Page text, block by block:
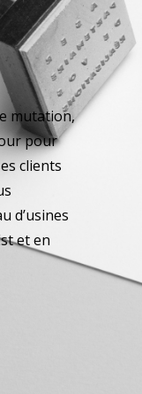
mutation,
pour
clients
d’usines
et en